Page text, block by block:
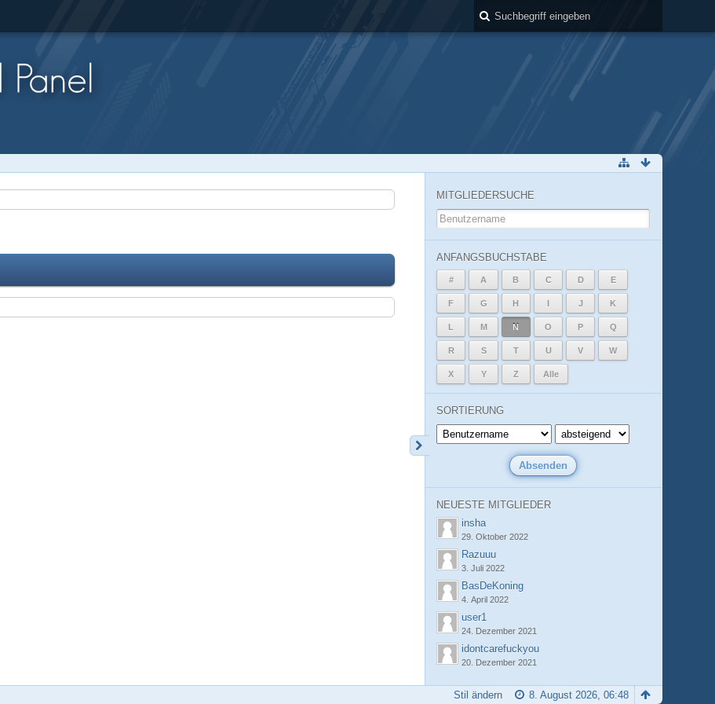
MITGLIEDERSUCHE
ANFANGSBUCHSTABE
# A B C D E
F G H I J K
L M N O P Q
R S T U V W
X Y Z Alle
SORTIERUNG
NEUESTE MITGLIEDER
insha
29. Oktober 2022
Razuuu
3. Juli 2022
BasDeKoning
4. April 2022
user1
24. Dezember 2021
idontcarefuckyou
20. Dezember 2021
8. August 2026, 06:48
Stil ändern